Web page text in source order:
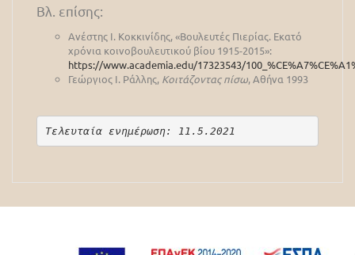
Βλ. επίσης:
Ανέστης Ι. Κοκκινίδης, «Βουλευτές Πιερίας. Εκατό
χρόνια κοινοβουλευτικού βίου 1915-2015»:
https://www.academia.edu/17323543/
Γεώργιος Ι. Ράλλης, Κοιτάζοντας πίσω, Αθήνα 1993
Τελευταία ενημέρωση: 11.5.2021